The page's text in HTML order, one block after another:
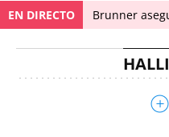
EN DIRECTO Brunner